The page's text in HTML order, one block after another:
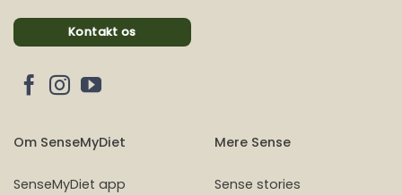
Kontakt os
Om SenseMyDiet
SenseMyDiet app
Mere Sense
Sense stories